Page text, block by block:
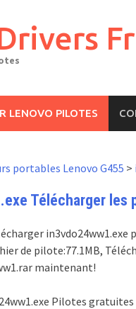
LENOVO PILOTES
portables Lenovo G455 >
Télécharger les
de pilote:77.1MB,
maintenant!
Pilotes gratuites